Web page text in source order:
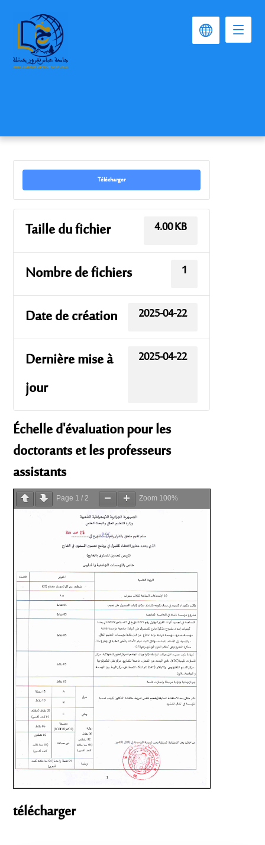
Télécharger
Taille du fichier 4.00 KB
Nombre de fichiers 1
Date de création 2025-04-22
Dernière mise à
jour
2025-04-22
Échelle d'évaluation pour les
doctorants et les professeurs
assistants
Page 1 /2 Zoom 100%
télécharger